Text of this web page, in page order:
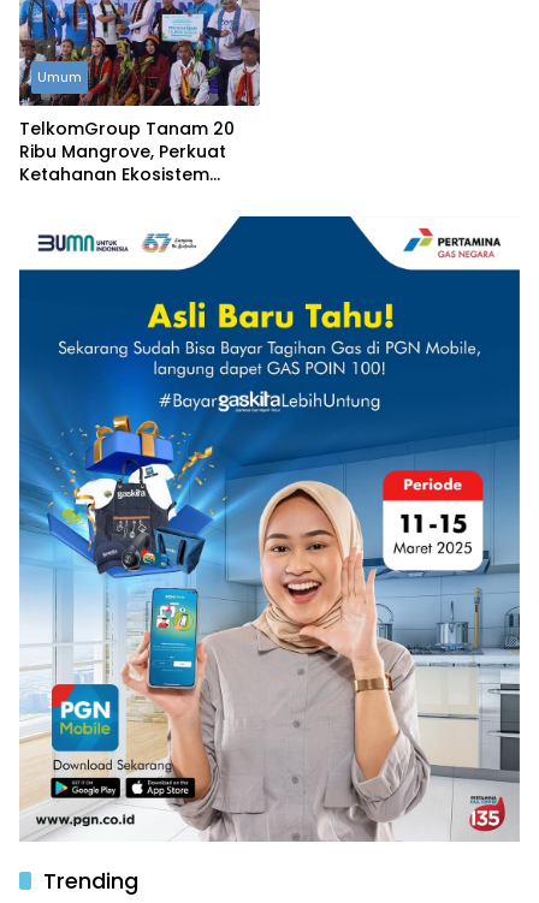
Umum
TelkomGroup Tanam 20
Ribu Mangrove, Perkuat
Ketahanan Ekosistem
Trending